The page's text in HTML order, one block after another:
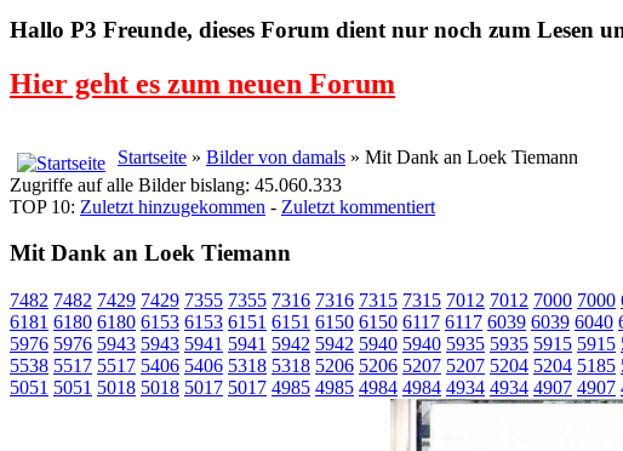
Hallo P3 Freunde, dieses Forum dient nur noch zum Lesen
Hier geht es zum neuen Forum
Startseite » Bilder von damals » Mit Dank an Loek Tiemann
Zugriffe auf alle Bilder bislang: 45.060.333
TOP 10: Zuletzt hinzugekommen - Zuletzt kommentiert
Mit Dank an Loek Tiemann
7482 7482 7429 7429 7355 7355 7316 7316 7315 7315 7012 7012 7000 7000
6181 6180 6180 6153 6153 6151 6151 6150 6150 6117 6117 6039 6039 6040
5976 5976 5943 5943 5941 5941 5942 5942 5940 5940 5935 5935 5915 5915
5538 5517 5517 5406 5406 5318 5318 5206 5206 5207 5207 5204 5204 5185
5051 5051 5018 5018 5017 5017 4985 4985 4984 4984 4934 4934 4907 4907